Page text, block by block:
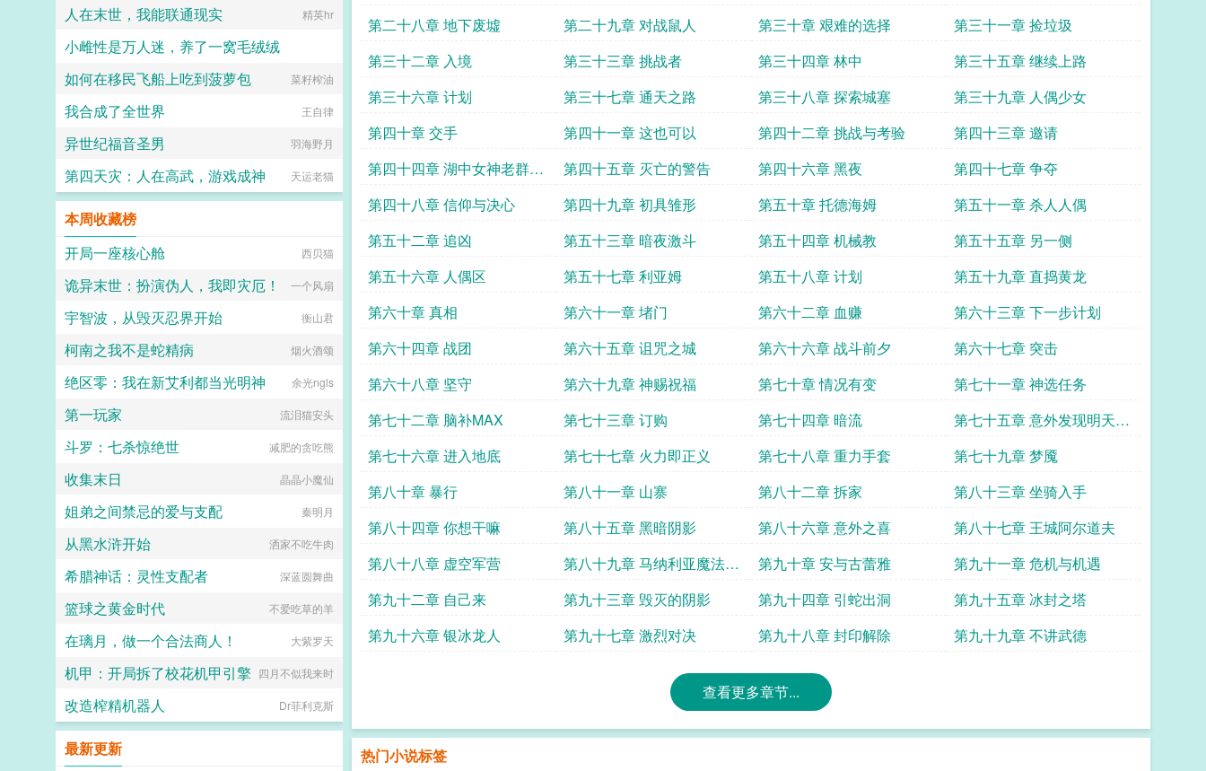
第二十八章 地下废墟
第二十九章 对战鼠人 第三十章 艰难的选择
第三十一章 捡垃圾
第三十二章 入境
第三十三章 挑战者 第三十四章 林中
第三十五章 继续上路
第三十六章 计划
第三十七章 通天之路 第三十八章 探索城塞
第三十九章 人偶少女
第四十章 交手
第四十一章 这也可以 第四十二章 挑战与考验
第四十三章 邀请
第四十四章 湖中女神老群莫
名炸了开新群
第四十五章 灭亡的警告 第四十六章 黑夜
第四十七章 争夺
第四十八章 信仰与决心
第四十九章 初具雏形 第五十章 托德海姆
第五十一章 杀人人偶
第五十二章 追凶
第五十三章 暗夜激斗 第五十四章 机械教
第五十五章 另一侧
第五十六章 人偶区
第五十七章 利亚姆 第五十八章 计划
第五十九章 直捣黄龙
第六十章 真相
第六十一章 堵门 第六十二章 血赚
第六十三章 下一步计划
第六十四章 战团
第六十五章 诅咒之城 第六十六章 战斗前夕
第六十七章 突击
第六十八章 坚守
第六十九章 神赐祝福 第七十章 情况有变
第七十一章 神选任务
第七十二章 脑补MAX
第七十三章 订购 第七十四章 暗流
第七十五章 意外发现明天十
一本书上架了哦
第七十六章 进入地底 第七十七章 火力即正义 第七十八章 重力手套
第七十九章 梦魇
第八十章 暴行
第八十一章 山寨 第八十二章 拆家
第八十三章 坐骑入手
第八十四章 你想干嘛
第八十五章 黑暗阴影 第八十六章 意外之喜
第八十七章 王城阿尔道夫
第八十八章 虚空军营
第八十九章 马纳利亚魔法学
院
第九十章 安与古蕾雅
第九十一章 危机与机遇
第九十二章 自己来
第九十三章 毁灭的阴影 第九十四章 引蛇出洞
第九十五章 冰封之塔
第九十六章 银冰龙人
第九十七章 激烈对决 第九十八章 封印解除 第九十九章 不讲武德
查看更多章节...
热门小说标签
人在末世，我能联通现实 精英hr
小雌性是万人迷，养了一窝毛绒绒
一个刚正不阿的女人
如何在移民飞船上吃到菠萝包 菜籽榨油
我合成了全世界 王自律
异世纪福音圣男 羽海野月
第四天灾：人在高武，游戏成神 天运老猫
本周收藏榜
开局一座核心舱
西贝猫
诡异末世：扮演伪人，我即灾厄！ 一个风扇
宇智波，从毁灭忍界开始 衡山君
柯南之我不是蛇精病 烟火酒颂
绝区零：我在新艾利都当光明神 余光ngls
第一玩家 流泪猫安头
斗罗：七杀惊绝世 减肥的贪吃熊
收集末日 晶晶小魔仙
姐弟之间禁忌的爱与支配 秦明月
从黑水浒开始 洒家不吃牛肉
希腊神话：灵性支配者 深蓝圆舞曲
篮球之黄金时代 不爱吃草的羊
在璃月，做一个合法商人！ 大紫罗天
机甲：开局拆了校花机甲引擎 四月不似我来时
改造榨精机器人 Dr菲利克斯
最新更新